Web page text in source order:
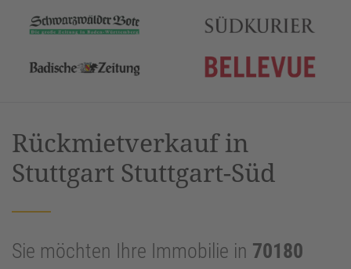
Rückmietverkauf in
Stuttgart Stuttgart-Süd
Sie möchten Ihre Immobilie in 70180